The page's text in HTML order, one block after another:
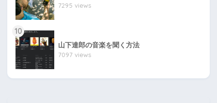
7295 views
10
山下達郎の音楽を聞く方法
7097 views